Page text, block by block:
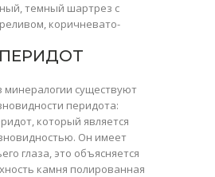
темный шартрез с
коричневато-
минералогии существуют
перидота:
который является
Он имеет
глаза, это объясняется
камня полированная